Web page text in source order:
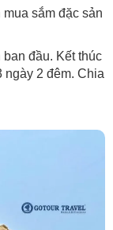
sắm đặc sản
đầu. Kết thúc
ngày 2 đêm. Chia